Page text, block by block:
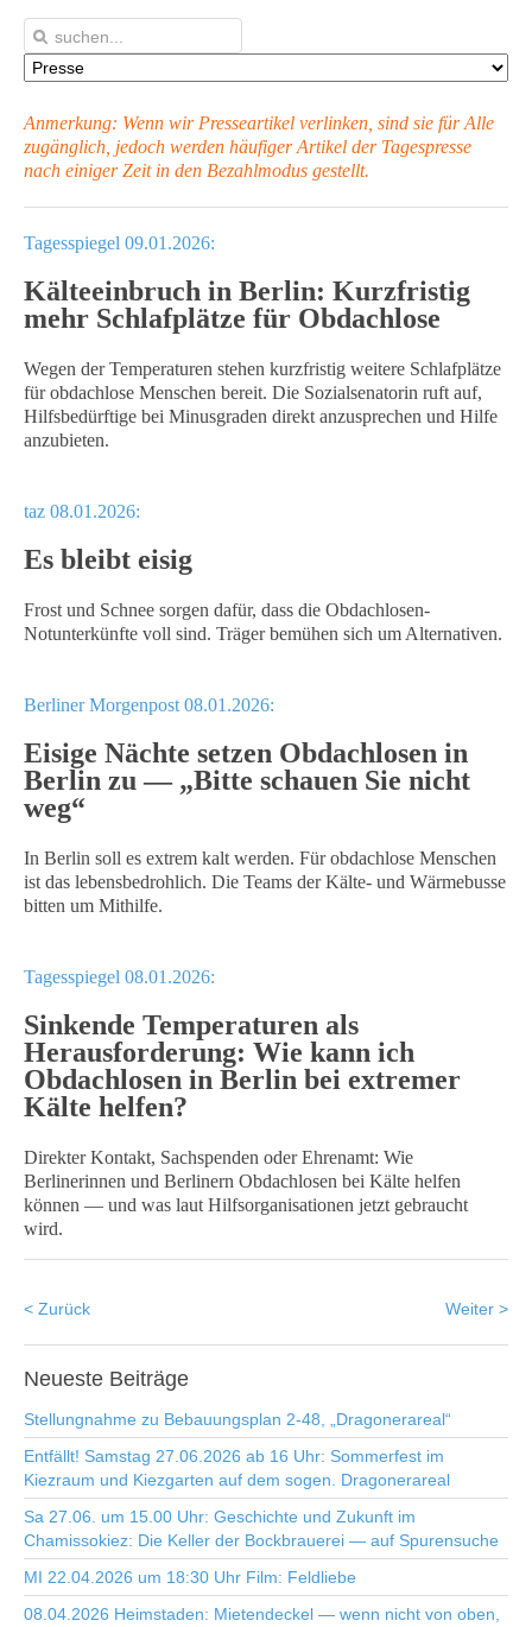
Anmerkung: Wenn wir Presseartikel verlinken, sind sie für Alle
zugänglich, jedoch werden häufiger Artikel der Tagespresse
nach einiger Zeit in den Bezahlmodus gestellt.
Tagesspiegel 09.01.2026:
Kälteeinbruch in Berlin: Kurzfristig
mehr Schlafplätze für Obdachlose
Wegen der Temperaturen stehen kurzfristig weitere Schlafplätze
für obdachlose Menschen bereit. Die Sozialsenatorin ruft auf,
Hilfsbedürftige bei Minusgraden direkt anzusprechen und Hilfe
anzubieten.
taz 08.01.2026:
Es bleibt eisig
Frost und Schnee sorgen dafür, dass die Obdachlosen-
Notunterkünfte voll sind. Träger bemühen sich um Alternativen.
Berliner Morgenpost 08.01.2026:
Eisige Nächte setzen Obdachlosen in
Berlin zu — „Bitte schauen Sie nicht
weg“
In Berlin soll es extrem kalt werden. Für obdachlose Menschen
ist das lebensbedrohlich. Die Teams der Kälte- und Wärmebusse
bitten um Mithilfe.
Tagesspiegel 08.01.2026:
Sinkende Temperaturen als
Herausforderung: Wie kann ich
Obdachlosen in Berlin bei extremer
Kälte helfen?
Direkter Kontakt, Sachspenden oder Ehrenamt: Wie
Berlinerinnen und Berlinern Obdachlosen bei Kälte helfen
können — und was laut Hilfsorganisationen jetzt gebraucht
wird.
< Zurück Weiter >
Neueste Beiträge
Stellungnahme zu Bebauungsplan 2-48, „Dragonerareal“
Entfällt! Samstag 27.06.2026 ab 16 Uhr: Sommerfest im
Kiezraum und Kiezgarten auf dem sogen. Dragonerareal
Sa 27.06. um 15.00 Uhr: Geschichte und Zukunft im
Chamissokiez: Die Keller der Bockbrauerei — auf Spurensuche
MI 22.04.2026 um 18:30 Uhr Film: Feldliebe
08.04.2026 Heimstaden: Mietendeckel — wenn nicht von oben,